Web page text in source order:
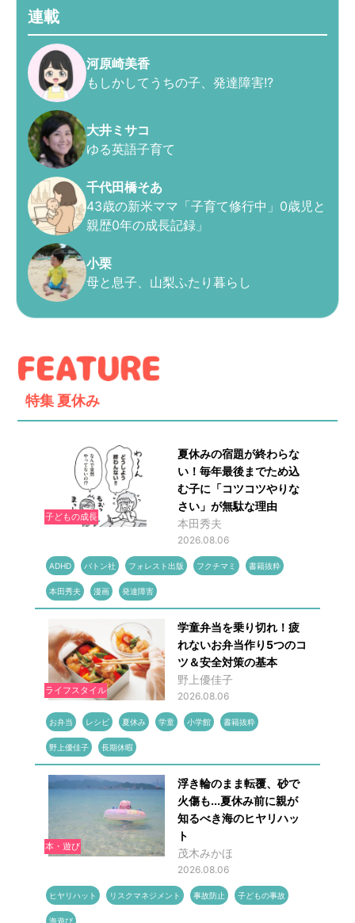
連載
河原崎美香
もしかしてうちの子、発達障害!?
大井ミサコ
ゆる英語子育て
千代田橋そあ
43歳の新米ママ「子育て修行中」0歳児と
親歴0年の成長記録」
小栗
母と息子、山梨ふたり暮らし
特集 夏休み
子どもの成長
夏休みの宿題が終わらな
い！毎年最後までため込
む子に「コツコツやりな
さい」が無駄な理由
本田秀夫
2026.08.06
ADHD バトン社 フォレスト出版 フクチマミ 書籍抜粋
本田秀夫 漫画 発達障害
ライフスタイル
学童弁当を乗り切れ！疲
れないお弁当作り5つのコ
ツ＆安全対策の基本
野上優佳子
2026.08.06
お弁当 レシピ 夏休み 学童 小学館 書籍抜粋
野上優佳子 長期休暇
本・遊び
浮き輪のまま転覆、砂で
火傷も...夏休み前に親が
知るべき海のヒヤリハッ
ト
茂木みかほ
2026.08.06
ヒヤリハット リスクマネジメント 事故防止 子どもの事故
海遊び